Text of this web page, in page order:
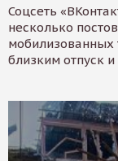
Соцсеть
несколько
мобилизованных
близким отпуск